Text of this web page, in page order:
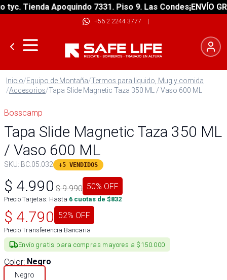
Tienda Apoquindo 7331. Piso 9. Las Condes¡ENVÍO
+56 2 2244 3777 |
Inicio/Equipo de Montaña/Termos para liquido, Mug y comida
/Accesorios/Tapa Slide Magnetic Taza 350 ML / Vaso 600 ML
Bosscamp
Tapa Slide Magnetic Taza 350 ML
/ Vaso 600 ML
SKU: BC.05.032 +5 VENDIDOS
$ 4.990 $9.990 50% OFF
Precio Tarjetas: Hasta 6 cuotas de $832
$ 4.790 52% OFF
Precio Transferencia Bancaria
Envío gratis para compras mayores a $150.000
Color: Negro
Negro